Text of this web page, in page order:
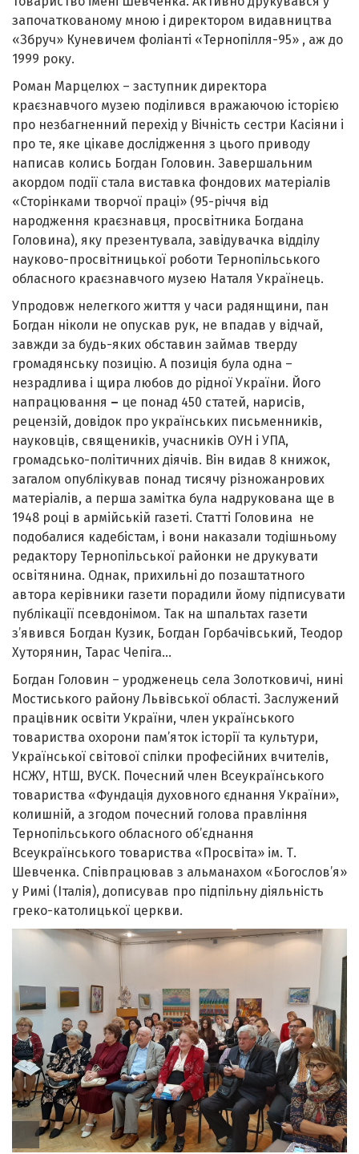
започаткованому мною і директором видавництва
«Збруч» Куневичем фоліанті «Тернопілля-95» , аж до
1999 року.
Роман Марцелюх – заступник директора
краєзнавчого музею поділився вражаючою історією
про незбагненний перехід у Вічність сестри Касіяни і
про те, яке цікаве дослідження з цього приводу
написав колись Богдан Головин. Завершальним
акордом події стала виставка фондових матеріалів
«Сторінками творчої праці» (95-річчя від
народження краєзнавця, просвітника Богдана
Головина), яку презентувала, завідувачка відділу
науково-просвітницької роботи Тернопільського
обласного краєзнавчого музею Наталя Українець.
Упродовж нелегкого життя у часи радянщини, пан
Богдан ніколи не опускав рук, не впадав у відчай,
завжди за будь-яких обставин займав тверду
громадянську позицію. А позиція була одна –
незрадлива і щира любов до рідної України. Його
напрацювання – це понад 450 статей, нарисів,
рецензій, довідок про українських письменників,
науковців, священиків, учасників ОУН і УПА,
громадсько-політичних діячів. Він видав 8 книжок,
загалом опублікував понад тисячу різножанрових
матеріалів, а перша замітка була надрукована ще в
1948 році в армійській газеті. Статті Головина не
подобалися кадебістам, і вони наказали тодішньому
редактору Тернопільської районки не друкувати
освітянина. Однак, прихильні до позаштатного
автора керівники газети порадили йому підписувати
публікації псевдонімом. Так на шпальтах газети
з’явився Богдан Кузик, Богдан Горбачівський, Теодор
Хуторянин, Тарас Чепіга…
Богдан Головин – уродженець села Золотковичі, нині
Мостиського району Львівської області. Заслужений
працівник освіти України, член українського
товариства охорони пам’яток історії та культури,
Української світової спілки професійних вчителів,
НСЖУ, НТШ, ВУСК. Почесний член Всеукраїнського
товариства «Фундація духовного єднання України»,
колишній, а згодом почесний голова правління
Тернопільського обласного об’єднання
Всеукраїнського товариства «Просвіта» ім. Т.
Шевченка. Співпрацював з альманахом «Богослов’я»
у Римі (Італія), дописував про підпільну діяльність
греко-католицької церкви.